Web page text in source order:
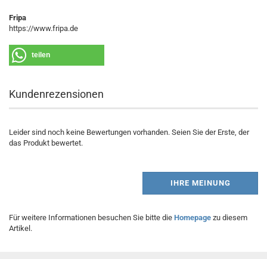
Fripa
https://www.fripa.de
teilen
Kundenrezensionen
Leider sind noch keine Bewertungen vorhanden. Seien Sie der Erste, der
das Produkt bewertet.
IHRE MEINUNG
Für weitere Informationen besuchen Sie bitte die Homepage zu diesem
Artikel.